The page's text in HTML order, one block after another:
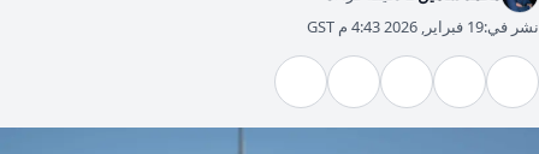
نشر في:19 فبراير, 2026 4:43 م GST